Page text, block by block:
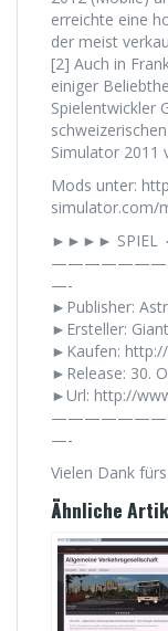
erreichte eine
der meist
[2] Auch in
einiger
Spielentwickler
Simulator 2011
Mods unter:
simulator.com/
►►►►
—-
►Publisher:
►Ersteller:
►Kaufen:
►Release: 30.
►Url: http://
—-
Vielen Dank
Ähnliche